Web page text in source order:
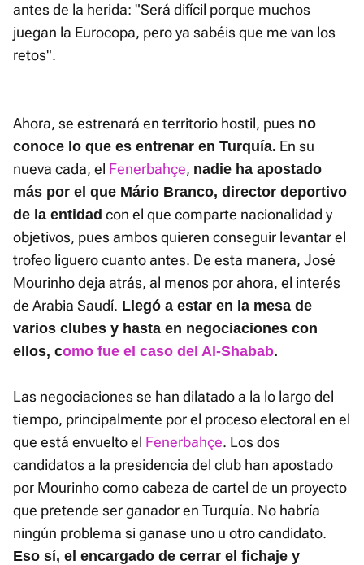
antes de la herida: "Será difícil porque muchos
juegan la Eurocopa, pero ya sabéis que me van los
retos".
Ahora, se estrenará en territorio hostil, pues no
conoce lo que es entrenar en Turquía. En su
nueva cada, el Fenerbahçe, nadie ha apostado
más por el que Mário Branco, director deportivo
de la entidad con el que comparte nacionalidad y
objetivos, pues ambos quieren conseguir levantar el
trofeo liguero cuanto antes. De esta manera, José
Mourinho deja atrás, al menos por ahora, el interés
de Arabia Saudí. Llegó a estar en la mesa de
varios clubes y hasta en negociaciones con
ellos, como fue el caso del Al-Shabab.
Las negociaciones se han dilatado a la lo largo del
tiempo, principalmente por el proceso electoral en el
que está envuelto el Fenerbahçe. Los dos
candidatos a la presidencia del club han apostado
por Mourinho como cabeza de cartel de un proyecto
que pretende ser ganador en Turquía. No habría
ningún problema si ganase uno u otro candidato.
Eso sí, el encargado de cerrar el fichaje y